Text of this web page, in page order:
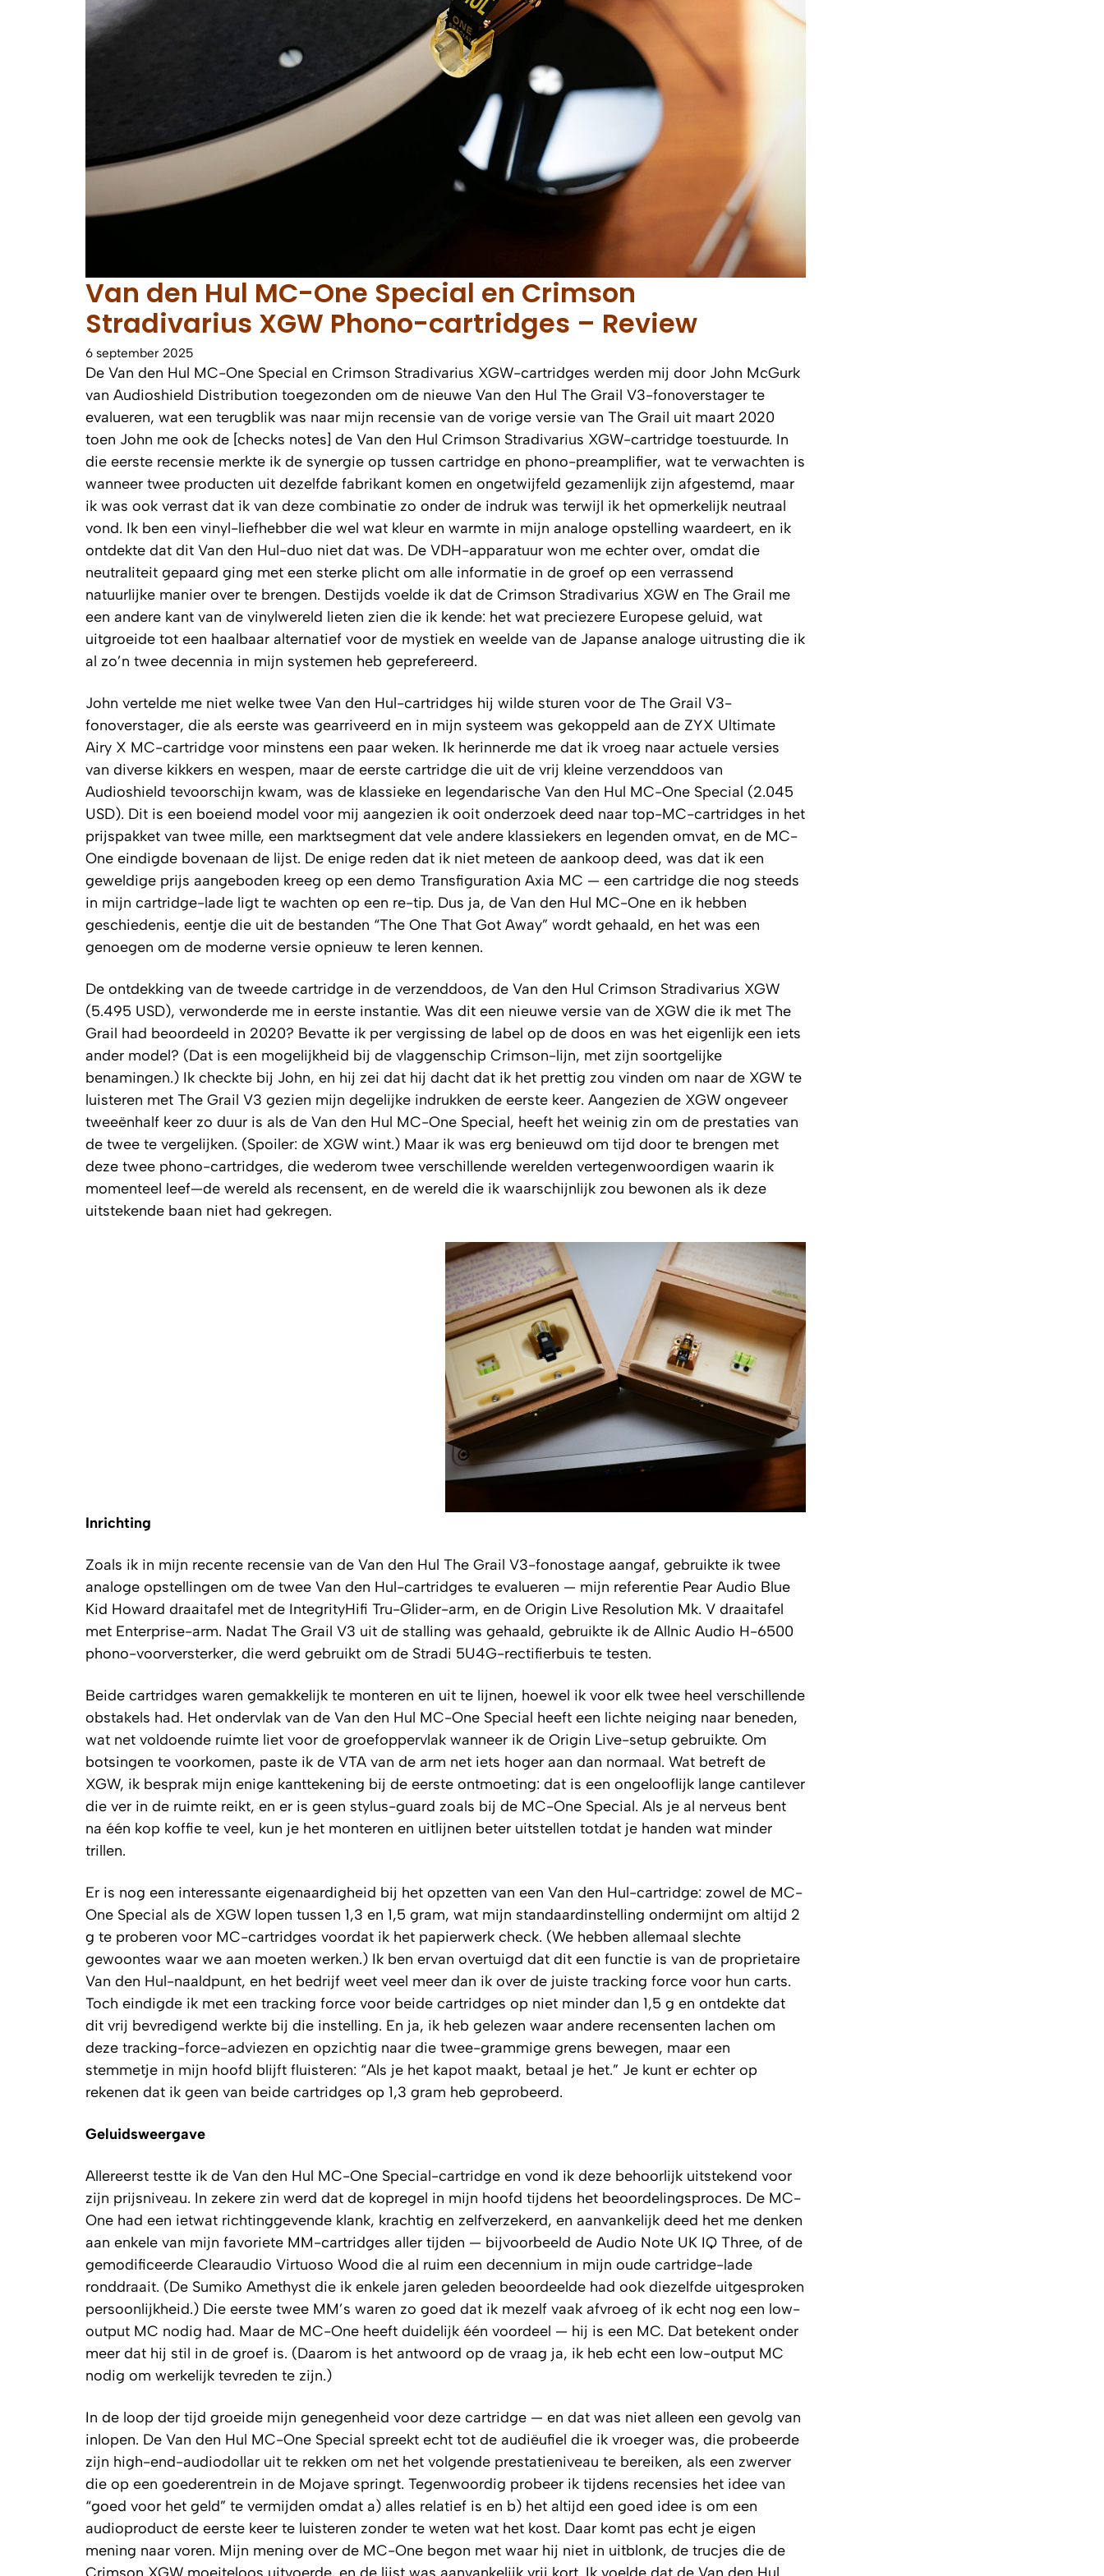
Van den Hul MC-One Special en Crimson
Stradivarius XGW Phono-cartridges – Review
6 september 2025
De Van den Hul MC-One Special en Crimson Stradivarius XGW-cartridges werden mij door John McGurk
van Audioshield Distribution toegezonden om de nieuwe Van den Hul The Grail V3-fonoverstager te
evalueren, wat een terugblik was naar mijn recensie van de vorige versie van The Grail uit maart 2020
toen John me ook de [checks notes] de Van den Hul Crimson Stradivarius XGW-cartridge toestuurde. In
die eerste recensie merkte ik de synergie op tussen cartridge en phono-preamplifier, wat te verwachten is
wanneer twee producten uit dezelfde fabrikant komen en ongetwijfeld gezamenlijk zijn afgestemd, maar
ik was ook verrast dat ik van deze combinatie zo onder de indruk was terwijl ik het opmerkelijk neutraal
vond. Ik ben een vinyl-liefhebber die wel wat kleur en warmte in mijn analoge opstelling waardeert, en ik
ontdekte dat dit Van den Hul-duo niet dat was. De VDH-apparatuur won me echter over, omdat die
neutraliteit gepaard ging met een sterke plicht om alle informatie in de groef op een verrassend
natuurlijke manier over te brengen. Destijds voelde ik dat de Crimson Stradivarius XGW en The Grail me
een andere kant van de vinylwereld lieten zien die ik kende: het wat preciezere Europese geluid, wat
uitgroeide tot een haalbaar alternatief voor de mystiek en weelde van de Japanse analoge uitrusting die ik
al zo’n twee decennia in mijn systemen heb geprefereerd.
John vertelde me niet welke twee Van den Hul-cartridges hij wilde sturen voor de The Grail V3-
fonoverstager, die als eerste was gearriveerd en in mijn systeem was gekoppeld aan de ZYX Ultimate
Airy X MC-cartridge voor minstens een paar weken. Ik herinnerde me dat ik vroeg naar actuele versies
van diverse kikkers en wespen, maar de eerste cartridge die uit de vrij kleine verzenddoos van
Audioshield tevoorschijn kwam, was de klassieke en legendarische Van den Hul MC-One Special (2.045
USD). Dit is een boeiend model voor mij aangezien ik ooit onderzoek deed naar top-MC-cartridges in het
prijspakket van twee mille, een marktsegment dat vele andere klassiekers en legenden omvat, en de MC-
One eindigde bovenaan de lijst. De enige reden dat ik niet meteen de aankoop deed, was dat ik een
geweldige prijs aangeboden kreeg op een demo Transfiguration Axia MC — een cartridge die nog steeds
in mijn cartridge-lade ligt te wachten op een re-tip. Dus ja, de Van den Hul MC-One en ik hebben
geschiedenis, eentje die uit de bestanden “The One That Got Away” wordt gehaald, en het was een
genoegen om de moderne versie opnieuw te leren kennen.
De ontdekking van de tweede cartridge in de verzenddoos, de Van den Hul Crimson Stradivarius XGW
(5.495 USD), verwonderde me in eerste instantie. Was dit een nieuwe versie van de XGW die ik met The
Grail had beoordeeld in 2020? Bevatte ik per vergissing de label op de doos en was het eigenlijk een iets
ander model? (Dat is een mogelijkheid bij de vlaggenschip Crimson-lijn, met zijn soortgelijke
benamingen.) Ik checkte bij John, en hij zei dat hij dacht dat ik het prettig zou vinden om naar de XGW te
luisteren met The Grail V3 gezien mijn degelijke indrukken de eerste keer. Aangezien de XGW ongeveer
tweeënhalf keer zo duur is als de Van den Hul MC-One Special, heeft het weinig zin om de prestaties van
de twee te vergelijken. (Spoiler: de XGW wint.) Maar ik was erg benieuwd om tijd door te brengen met
deze twee phono-cartridges, die wederom twee verschillende werelden vertegenwoordigen waarin ik
momenteel leef—de wereld als recensent, en de wereld die ik waarschijnlijk zou bewonen als ik deze
uitstekende baan niet had gekregen.
Inrichting
Zoals ik in mijn recente recensie van de Van den Hul The Grail V3-fonostage aangaf, gebruikte ik twee
analoge opstellingen om de twee Van den Hul-cartridges te evalueren — mijn referentie Pear Audio Blue
Kid Howard draaitafel met de IntegrityHifi Tru-Glider-arm, en de Origin Live Resolution Mk. V draaitafel
met Enterprise-arm. Nadat The Grail V3 uit de stalling was gehaald, gebruikte ik de Allnic Audio H-6500
phono-voorversterker, die werd gebruikt om de Stradi 5U4G-rectifierbuis te testen.
Beide cartridges waren gemakkelijk te monteren en uit te lijnen, hoewel ik voor elk twee heel verschillende
obstakels had. Het ondervlak van de Van den Hul MC-One Special heeft een lichte neiging naar beneden,
wat net voldoende ruimte liet voor de groefoppervlak wanneer ik de Origin Live-setup gebruikte. Om
botsingen te voorkomen, paste ik de VTA van de arm net iets hoger aan dan normaal. Wat betreft de
XGW, ik besprak mijn enige kanttekening bij de eerste ontmoeting: dat is een ongelooflijk lange cantilever
die ver in de ruimte reikt, en er is geen stylus-guard zoals bij de MC-One Special. Als je al nerveus bent
na één kop koffie te veel, kun je het monteren en uitlijnen beter uitstellen totdat je handen wat minder
trillen.
Er is nog een interessante eigenaardigheid bij het opzetten van een Van den Hul-cartridge: zowel de MC-
One Special als de XGW lopen tussen 1,3 en 1,5 gram, wat mijn standaardinstelling ondermijnt om altijd 2
g te proberen voor MC-cartridges voordat ik het papierwerk check. (We hebben allemaal slechte
gewoontes waar we aan moeten werken.) Ik ben ervan overtuigd dat dit een functie is van de proprietaire
Van den Hul-naaldpunt, en het bedrijf weet veel meer dan ik over de juiste tracking force voor hun carts.
Toch eindigde ik met een tracking force voor beide cartridges op niet minder dan 1,5 g en ontdekte dat
dit vrij bevredigend werkte bij die instelling. En ja, ik heb gelezen waar andere recensenten lachen om
deze tracking-force-adviezen en opzichtig naar die twee-grammige grens bewegen, maar een
stemmetje in mijn hoofd blijft fluisteren: “Als je het kapot maakt, betaal je het.” Je kunt er echter op
rekenen dat ik geen van beide cartridges op 1,3 gram heb geprobeerd.
Geluidsweergave
Allereerst testte ik de Van den Hul MC-One Special-cartridge en vond ik deze behoorlijk uitstekend voor
zijn prijsniveau. In zekere zin werd dat de kopregel in mijn hoofd tijdens het beoordelingsproces. De MC-
One had een ietwat richtinggevende klank, krachtig en zelfverzekerd, en aanvankelijk deed het me denken
aan enkele van mijn favoriete MM-cartridges aller tijden — bijvoorbeeld de Audio Note UK IQ Three, of de
gemodificeerde Clearaudio Virtuoso Wood die al ruim een decennium in mijn oude cartridge-lade
ronddraait. (De Sumiko Amethyst die ik enkele jaren geleden beoordeelde had ook diezelfde uitgesproken
persoonlijkheid.) Die eerste twee MM’s waren zo goed dat ik mezelf vaak afvroeg of ik echt nog een low-
output MC nodig had. Maar de MC-One heeft duidelijk één voordeel — hij is een MC. Dat betekent onder
meer dat hij stil in de groef is. (Daarom is het antwoord op de vraag ja, ik heb echt een low-output MC
nodig om werkelijk tevreden te zijn.)
In de loop der tijd groeide mijn genegenheid voor deze cartridge — en dat was niet alleen een gevolg van
inlopen. De Van den Hul MC-One Special spreekt echt tot de audiëufiel die ik vroeger was, die probeerde
zijn high-end-audiodollar uit te rekken om net het volgende prestatieniveau te bereiken, als een zwerver
die op een goederentrein in de Mojave springt. Tegenwoordig probeer ik tijdens recensies het idee van
“goed voor het geld” te vermijden omdat a) alles relatief is en b) het altijd een goed idee is om een
audioproduct de eerste keer te luisteren zonder te weten wat het kost. Daar komt pas echt je eigen
mening naar voren. Mijn mening over de MC-One begon met waar hij niet in uitblonk, de trucjes die de